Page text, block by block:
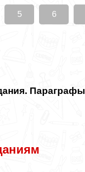
5 6
Параграфы